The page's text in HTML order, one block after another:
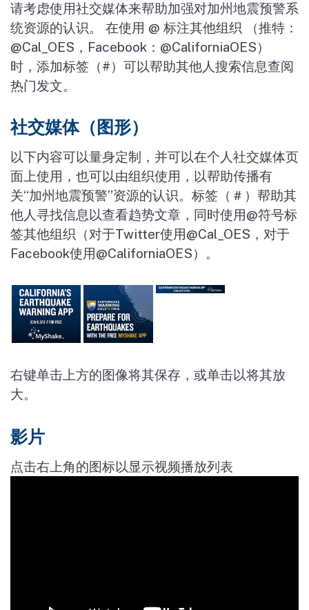
请考虑使用社交媒体来帮助加强对加州地震预警系
统资源的认识。 在使用 @ 标注其他组织 （推特：
@Cal_OES，Facebook：@CaliforniaOES）
时，添加标签（#）可以帮助其他人搜索信息查阅
热门发文。
社交媒体（图形）
以下内容可以量身定制，并可以在个人社交媒体页
面上使用，也可以由组织使用，以帮助传播有
关“加州地震预警”资源的认识。标签（＃）帮助其
他人寻找信息以查看趋势文章，同时使用@符号标
签其他组织（对于Twitter使用@Cal_OES，对于
Facebook使用@CaliforniaOES）。
右键单击上方的图像将其保存，或单击以将其放
大。
影片
点击右上角的图标以显示视频播放列表